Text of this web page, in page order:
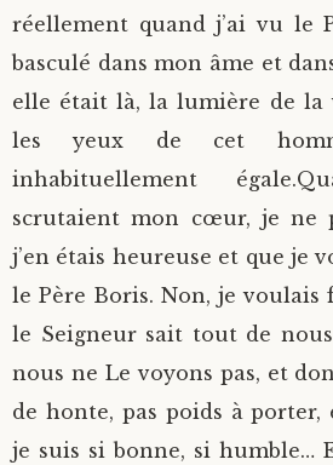
réellement quand j’ai vu le
basculé dans mon âme et
elle était là, la lumière de la
les yeux de cet
inhabituellement égale.
scrutaient mon cœur, je ne
j’en étais heureuse et que je
le Père Boris. Non, je voulais
le Seigneur sait tout de
nous ne Le voyons pas, et
de honte, pas poids à porter,
je suis si bonne, si humble…